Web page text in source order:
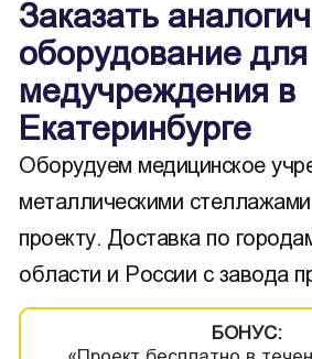
Заказать
оборудование для
медучреждения в
Екатеринбурге
Оборудуем медицинское
металлическими
проекту. Доставка по
области и России с завода
БОНУС: